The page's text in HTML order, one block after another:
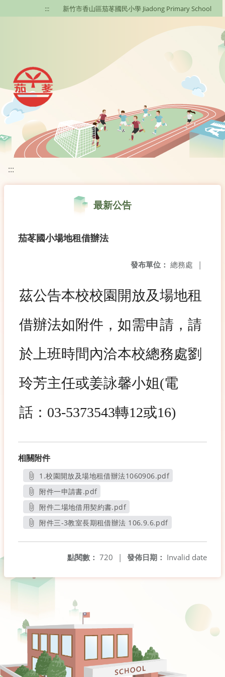
移至網頁之主要內容區位置
::: 新竹市香山區茄苳國民小學 Jiadong Primary School
:::
最新公告
茄苳國小場地租借辦法
發布單位： 總務處 |
茲公告本校校園開放及場地租
借辦法如附件，如需申請，請
於上班時間內洽本校總務處劉
玲芳主任或姜詠馨小姐(電
話： 03-5373543轉12或16)
相關附件
1.校園開放及場地租借辦法1060906.pdf
另開新視窗
附件一申請書.pdf
另開新視窗
附件二場地借用契約書.pdf
另開新視窗
附件三-3教室長期租借辦法 106.9.6.pdf
發佈日期： Invalid date
點閱數： 720 |